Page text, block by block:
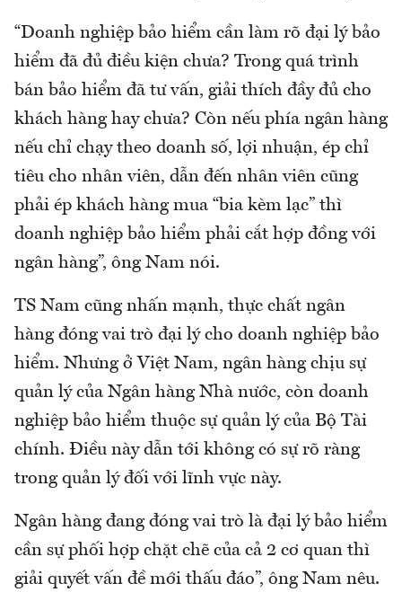
“Doanh nghiệp bảo hiểm cần làm rõ đại lý bảo
hiểm đã đủ điều kiện chưa? Trong quá trình
bán bảo hiểm đã tư vấn, giải thích đầy đủ cho
khách hàng hay chưa? Còn nếu phía ngân hàng
nếu chỉ chạy theo doanh số, lợi nhuận, ép chỉ
tiêu cho nhân viên, dẫn đến nhân viên cũng
phải ép khách hàng mua “bia kèm lạc” thì
doanh nghiệp bảo hiểm phải cắt hợp đồng với
ngân hàng”, ông Nam nói.
TS Nam cũng nhấn mạnh, thực chất ngân
hàng đóng vai trò đại lý cho doanh nghiệp bảo
hiểm. Nhưng ở Việt Nam, ngân hàng chịu sự
quản lý của Ngân hàng Nhà nước, còn doanh
nghiệp bảo hiểm thuộc sự quản lý của Bộ Tài
chính. Điều này dẫn tới không có sự rõ ràng
trong quản lý đối với lĩnh vực này.
Ngân hàng đang đóng vai trò là đại lý bảo hiểm
cần sự phối hợp chặt chẽ của cả 2 cơ quan thì
giải quyết vấn đề mới thấu đáo”, ông Nam nêu.